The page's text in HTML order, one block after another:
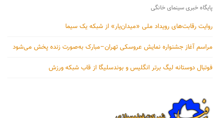
پایگاه خبری سینمای خانگی
روایت رقابت‌های رویداد ملی «میدان‌یار» از شبکه یک سیما
مراسم آغاز جشنواره نمایش عروسکی تهران–مبارک به‌صورت زنده پخش می‌شود
فوتبال دوستانه لیگ برتر انگلیس و بوندسلیگا از قاب شبکه ورزش